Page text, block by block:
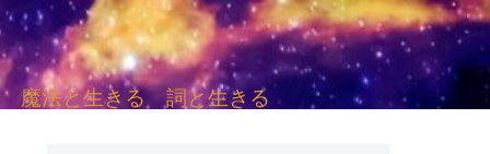
る 魔法と生きる 詞と生きる